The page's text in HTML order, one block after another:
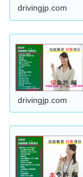
drivingjp.com
drivingjp.com